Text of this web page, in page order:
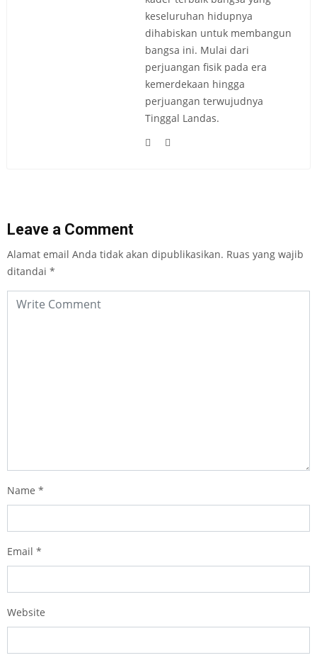
keseluruhan hidupnya
dihabiskan untuk membangun
bangsa ini. Mulai dari
perjuangan fisik pada era
kemerdekaan hingga
perjuangan terwujudnya
Tinggal Landas.
Leave a Comment
Alamat email Anda tidak akan dipublikasikan. Ruas yang wajib
ditandai *
Name *
Email *
Website